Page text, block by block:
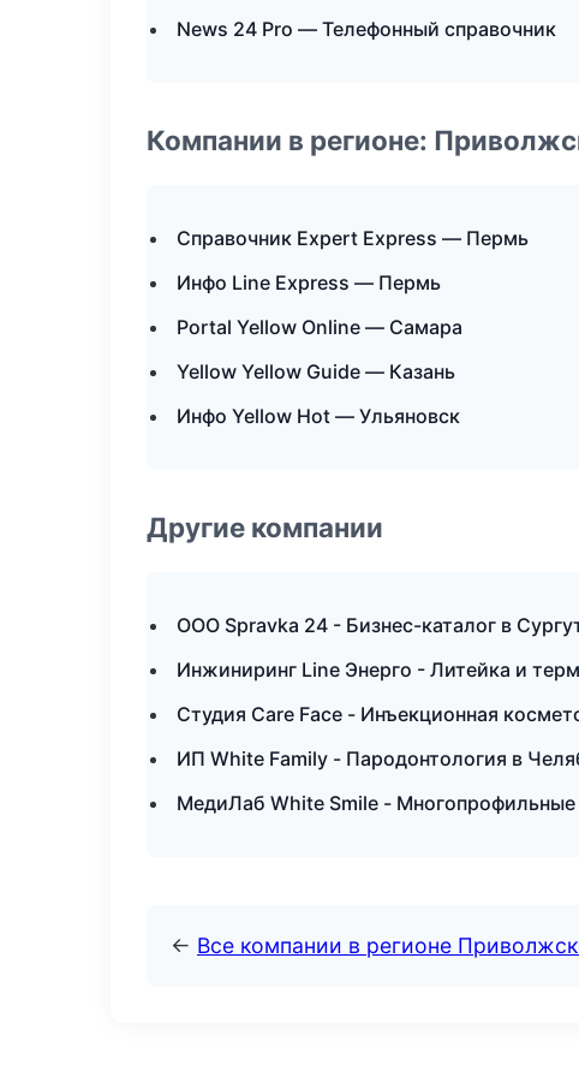
News 24 Pro — Телефонный справочник
Компании в регионе:
Справочник Expert Express — Пермь
Инфо Line Express — Пермь
Portal Yellow Online — Самара
Yellow Yellow Guide — Казань
Инфо Yellow Hot — Ульяновск
Другие компании
ООО Spravka 24 - Бизнес-каталог в
Инжиниринг Line Энерго - Литейка и
Студия Care Face - Инъекционная
ИП White Family - Пародонтология в
МедиЛаб White Smile - Многопрофильные
← Все компании в регионе